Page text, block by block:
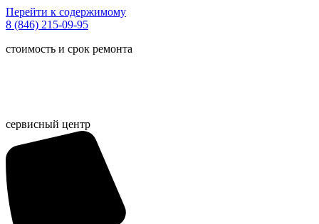
Перейти к содержимому
8 (846) 215-09-95
стоимость и срок ремонта
сервисный центр